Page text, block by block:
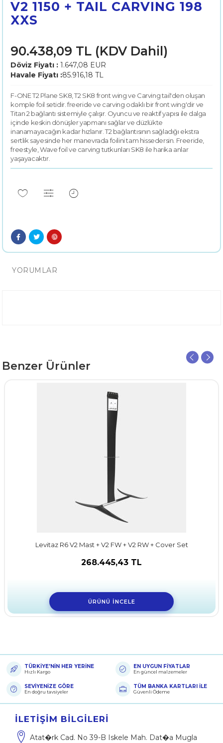
V2 1150 + TAIL CARVING 198
XXS
90.438,09 TL (KDV Dahil)
Döviz Fiyatı : 1.647,08 EUR
Havale Fiyatı :85.916,18 TL
F-ONE T2 Plane SK8, T2 SK8 front wing ve Carving tail'den oluşan
komple foil setidir. freeride ve carving odaklı bir front wing'dir ve
Titan 2 bağlantı sistemiyle çalışır. Oyuncu ve reaktif yapısı ile dalga
içinde keskin dönüşler yapmanı sağlar ve düzlükte
inanamayacağın kadar hızlanır. T2 bağlantısının sağladığı ekstra
sertlik sayesinde her manevrada foilini tam hissedersin. Freeride,
freestyle, Wave foil ve carving tutkunları SK8 ile harika anlar
yaşayacaktır.
YORUMLAR
Benzer Ürünler
Levitaz R6 V2 Mast + V2 FW + V2 RW + Cover Set
268.445,43 TL
ÜRÜNÜ İNCELE
İLETIŞIM BILGILERI
Atat�rk Cad. No 39-B Iskele Mah. Dat�a Mugla
TÜRKİYE'NİN HER YERİNE
Hızlı Kargo
EN UYGUN FİYATLAR
En güncel malzemeler
SEVİYENİZE GÖRE
En doğru tavsiyeler
TÜM BANKA KARTLARI İLE
Güvenli Ödeme